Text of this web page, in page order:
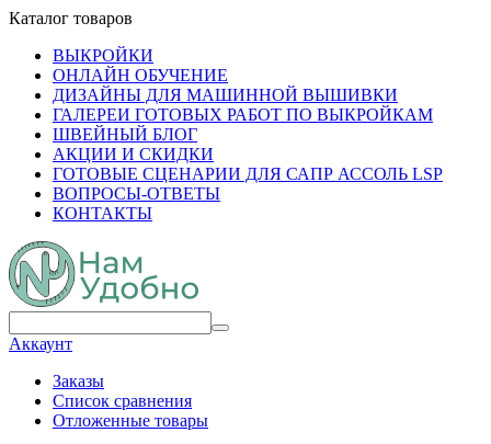
Каталог товаров
ВЫКРОЙКИ
ОНЛАЙН ОБУЧЕНИЕ
ДИЗАЙНЫ ДЛЯ МАШИННОЙ ВЫШИВКИ
ГАЛЕРЕИ ГОТОВЫХ РАБОТ ПО ВЫКРОЙКАМ
ШВЕЙНЫЙ БЛОГ
АКЦИИ И СКИДКИ
ГОТОВЫЕ СЦЕНАРИИ ДЛЯ САПР АССОЛЬ LSP
ВОПРОСЫ-ОТВЕТЫ
КОНТАКТЫ
Аккаунт
Заказы
Список сравнения
Отложенные товары